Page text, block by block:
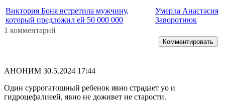
Виктория Боня встретила мужчину,
который предложил ей 50 000 000
Умерла Анастасия
Заворотнюк
1 комментарий
Комментировать
АНОНИМ 30.5.2024 17:44
Один суррогатошный ребенок явно страдает уо и
гидроцефалиеей, явно не доживет не старости.